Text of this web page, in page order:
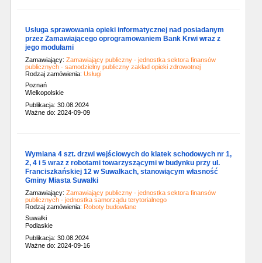
Usługa sprawowania opieki informatycznej nad posiadanym
przez Zamawiającego oprogramowaniem Bank Krwi wraz z
jego modułami
Zamawiający: Zamawiający publiczny - jednostka sektora finansów
publicznych - samodzielny publiczny zakład opieki zdrowotnej
Rodzaj zamówienia: Usługi
Poznań
Wielkopolskie
Publikacja: 30.08.2024
Ważne do: 2024-09-09
Wymiana 4 szt. drzwi wejściowych do klatek schodowych nr 1,
2, 4 i 5 wraz z robotami towarzyszącymi w budynku przy ul.
Franciszkańskiej 12 w Suwałkach, stanowiącym własność
Gminy Miasta Suwałki
Zamawiający: Zamawiający publiczny - jednostka sektora finansów
publicznych - jednostka samorządu terytorialnego
Rodzaj zamówienia: Roboty budowlane
Suwałki
Podlaskie
Publikacja: 30.08.2024
Ważne do: 2024-09-16